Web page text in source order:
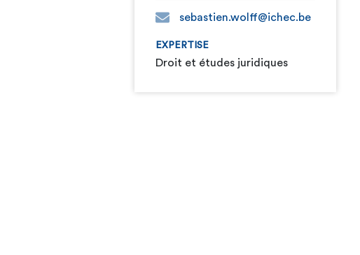
sebastien.wolff@ichec.be
EXPERTISE
Droit et études juridiques